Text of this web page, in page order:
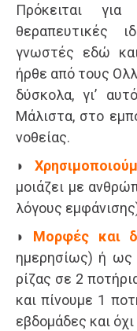
Πρόκειται
θεραπευτικές
γνωστές εδώ
ήρθε από τους
δύσκολα, γι’
Μάλιστα, στο
νοθείας.
◗
μοιάζει με
λόγους
◗ Μορφές και
ημερησίως) ή ως
ρίζας σε 2
και πίνουμε 1
εβδομάδες και